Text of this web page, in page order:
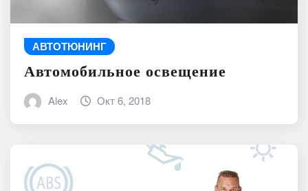
АВТОТЮНИНГ
Автомобильное освещение
Alex Окт 6, 2018